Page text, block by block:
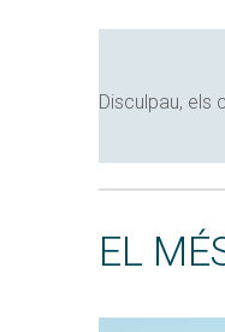
Disculpau, els
EL